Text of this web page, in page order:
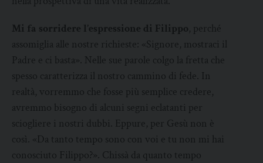
Mi fa sorridere l’espressione di Filippo, perché
assomiglia alle nostre richieste: «Signore, mostraci il
Padre e ci basta». Nelle sue parole colgo la fretta che
spesso caratterizza il nostro cammino di fede. In
realtà, vorremmo che fosse più semplice credere,
avremmo bisogno di alcuni segni eclatanti per
sciogliere i nostri dubbi. Eppure, per Gesù non è
così. «Da tanto tempo sono con voi e tu non mi hai
conosciuto Filippo?». Chissà da quanto tempo